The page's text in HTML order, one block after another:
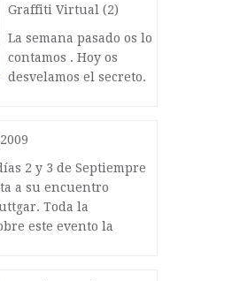
Graffiti Virtual (2)
La semana pasado os lo
contamos . Hoy os
desvelamos el secreto.
2 y 3 de Septiempre
a su encuentro
Toda la
este evento la